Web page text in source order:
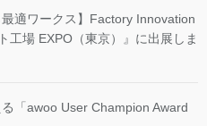
最適ワークス】Factory Innovation
工場 EXPO（東京）』に出展しま
「awoo User Champion Award